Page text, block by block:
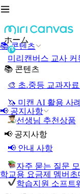
📚 콘텐츠
📢 공지사항
학교용 요금제 멤버
ホーム
미리캔버스 교사 커
📚 콘텐츠
🎨 초.중등 교과자
🦄 미캔 AI 활용 사례
선생님 추천상품
📢 공지사항
📢 안내 사항
자주 묻는 질문
학습지원 소프트